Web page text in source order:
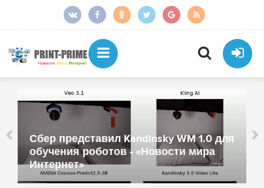
Сбер представил Kandinsky WM 1.0 для
обучения роботов - «Новости мира
Интернет»